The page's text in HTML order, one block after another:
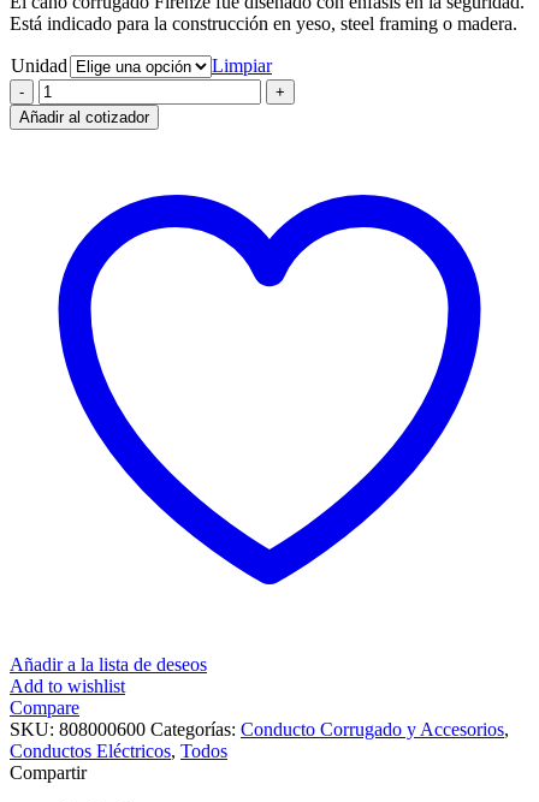
Está indicado para la construcción en yeso, steel framing o madera.
Unidad
Limpiar
Caño
corrugado
25mm
cantidad
Añadir al cotizador
Añadir a la lista de deseos
Add to wishlist
Compare
SKU: 808000600 Categorías: Conducto Corrugado y Accesorios,
Conductos Eléctricos, Todos
Compartir